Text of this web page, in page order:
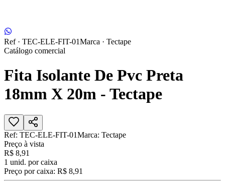
Ref · TEC-ELE-FIT-01Marca · Tectape
Catálogo comercial
Fita Isolante De Pvc Preta
18mm X 20m - Tectape
Ref: TEC-ELE-FIT-01Marca: Tectape
Preço à vista
R$ 8,91
1 unid. por caixa
Preço por caixa: R$ 8,91